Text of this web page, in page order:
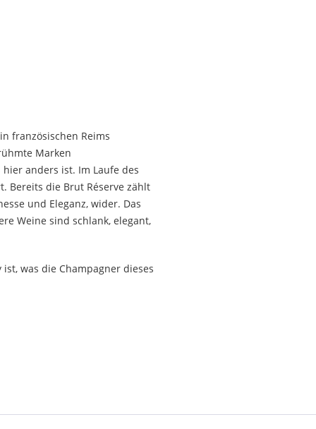
französischen Reims
Marken
anders ist. Im Laufe des
Bereits die Brut Réserve zählt
und Eleganz, wider. Das
Weine sind schlank, elegant,
was die Champagner dieses